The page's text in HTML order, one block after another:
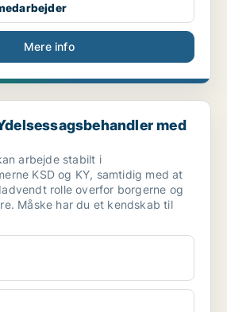
Mere info
med et udadven...
med
arbejde stabilt i
KSD og KY, samtidig med at
rolle overfor borgerne og
Måske har du et kendskab til